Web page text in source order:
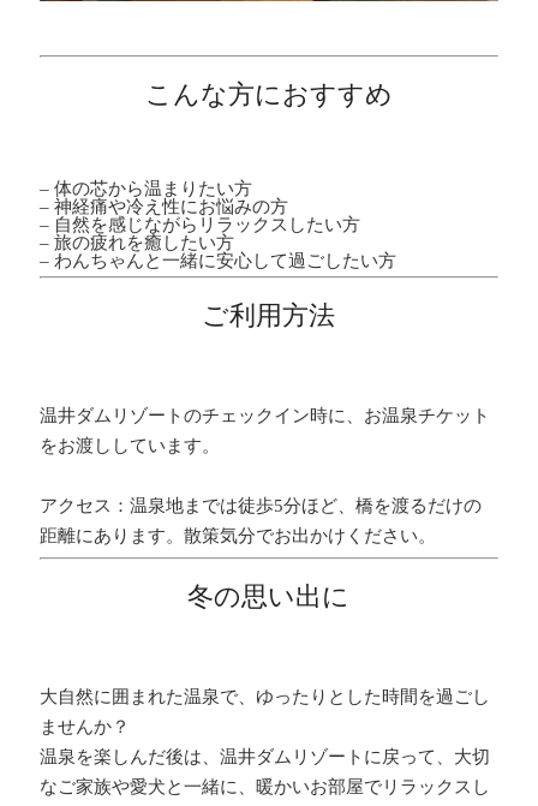
こんな方におすすめ
– 体の芯から温まりたい方
– 神経痛や冷え性にお悩みの方
– 自然を感じながらリラックスしたい方
– 旅の疲れを癒したい方
– わんちゃんと一緒に安心して過ごしたい方
ご利用方法
温井ダムリゾートのチェックイン時に、お温泉チケット
をお渡ししています。
アクセス：温泉地までは徒歩5分ほど、橋を渡るだけの
距離にあります。散策気分でお出かけください。
冬の思い出に
大自然に囲まれた温泉で、ゆったりとした時間を過ごし
ませんか？
温泉を楽しんだ後は、温井ダムリゾートに戻って、大切
なご家族や愛犬と一緒に、暖かいお部屋でリラックスし